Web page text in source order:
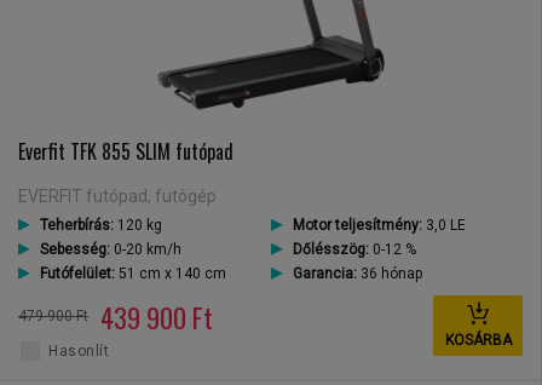
Everfit TFK 855 SLIM futópad
EVERFIT futópad, futógép
Teherbírás: 120 kg Motor teljesítmény:3,0 LE
Sebesség: 0-20 km/h Dőlésszög:0-12 %
Futófelület: 51 cm x 140 cm Garancia:36 hónap
479 900 Ft 439 900 Ft
KOSÁRBA
Hasonlít